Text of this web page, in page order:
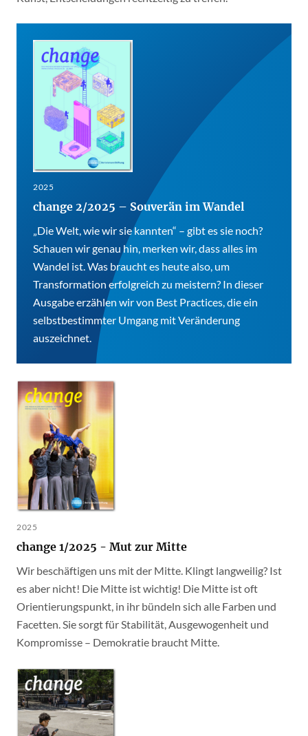
2025
change 2/2025 – Souverän im Wandel
„Die Welt, wie wir sie kannten“ – gibt es sie noch?
Schauen wir genau hin, merken wir, dass alles im
Wandel ist. Was braucht es heute also, um
Transformation erfolgreich zu meistern? In dieser
Ausgabe erzählen wir von Best Practices, die ein
selbstbestimmter Umgang mit Veränderung
auszeichnet.
2025
change 1/2025 - Mut zur Mitte
Wir beschäftigen uns mit der Mitte. Klingt langweilig? Ist
es aber nicht! Die Mitte ist wichtig! Die Mitte ist oft
Orientierungspunkt, in ihr bündeln sich alle Farben und
Facetten. Sie sorgt für Stabilität, Ausgewogenheit und
Kompromisse – Demokratie braucht Mitte.